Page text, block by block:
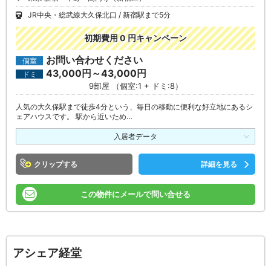
JR中央・総武線大久保北口
新宿駅まで5分
初期費用 0 円キャンペーン
個室 お問い合わせください
ドミ 43,000円～43,000円
9部屋 （個室:1 + ドミ:8）
人気の大久保駅まで徒歩4分という、毎日の移動に便利な好立地にあるシ
ェアハウスです。 駅から近いため…
入居者データ
クリップ 詳細を見る
この物件にメールで問い合せる
アシェア経堂